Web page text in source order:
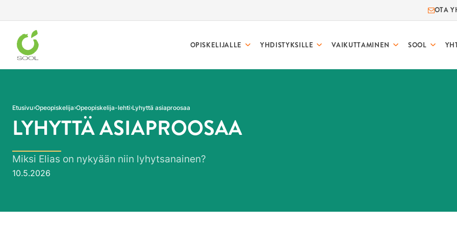
OTA
OPISKELIJALLE YHDISTYKSILLE VAIKUTTAMINEN SOOL
Etusivu Opeopiskelija Opeopiskelija-lehti Lyhyttä asiaproosaa
LYHYTTÄ ASIAPROOSAA
Miksi Elias on nykyään niin lyhytsanainen?
Julkaistu:
10.5.2026